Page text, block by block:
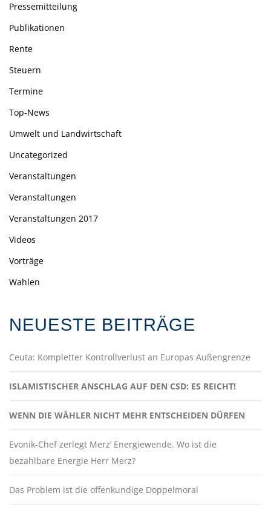
Pressemitteilung
Publikationen
Rente
Steuern
Termine
Top-News
Umwelt und Landwirtschaft
Uncategorized
Veranstaltungen
Veranstaltungen
Veranstaltungen 2017
Videos
Vorträge
Wahlen
NEUESTE BEITRÄGE
Ceuta: Kompletter Kontrollverlust an Europas Außengrenze
ISLAMISTISCHER ANSCHLAG AUF DEN CSD: ES REICHT!
WENN DIE WÄHLER NICHT MEHR ENTSCHEIDEN DÜRFEN
Evonik-Chef zerlegt Merz‘ Energiewende. Wo ist die
bezahlbare Energie Herr Merz?
Das Problem ist die offenkundige Doppelmoral